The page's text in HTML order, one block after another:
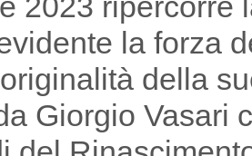
la forza
della
Giorgio Vasari